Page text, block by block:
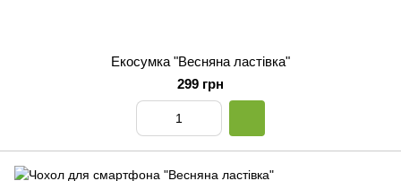
Екосумка "Весняна ластівка"
299 грн